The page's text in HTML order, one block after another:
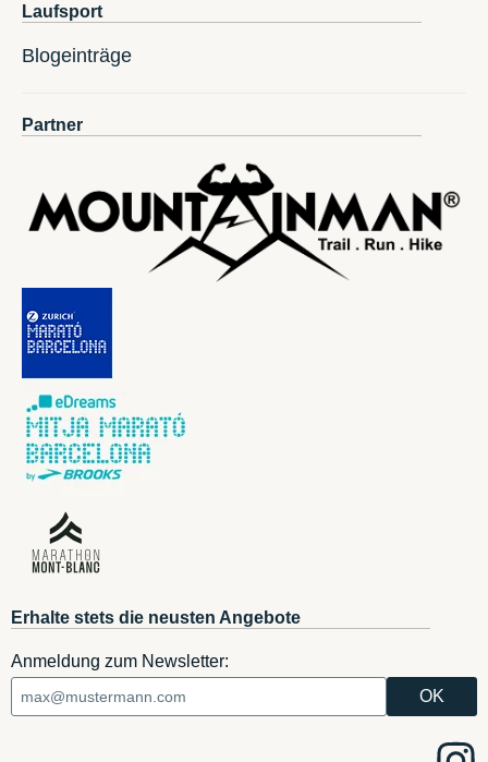
Laufsport
Blogeinträge
Partner
Erhalte stets die neusten Angebote
Anmeldung zum Newsletter: